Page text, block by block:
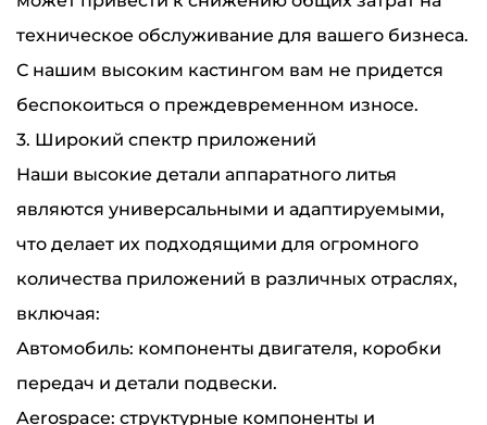
техническое обслуживание для вашего бизнеса.
С нашим высоким кастингом вам не придется
беспокоиться о преждевременном износе.
3. Широкий спектр приложений
Наши высокие детали аппаратного литья
являются универсальными и адаптируемыми,
что делает их подходящими для огромного
количества приложений в различных отраслях,
включая:
Автомобиль: компоненты двигателя, коробки
передач и детали подвески.
Aerospace: структурные компоненты и